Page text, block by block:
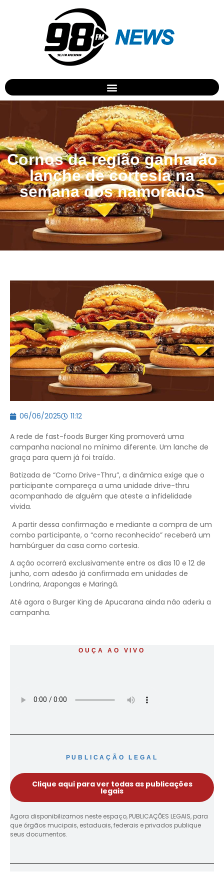
Cornos da região ganharão
lanche de cortesia na
semana dos namorados
06/06/2025 11:12
A rede de fast-foods Burger King promoverá uma
campanha nacional no mínimo diferente. Um lanche de
graça para quem já foi traído.
Batizada de “Corno Drive-Thru”, a dinâmica exige que o
participante compareça a uma unidade drive-thru
acompanhado de alguém que ateste a infidelidade
vivida.
A partir dessa confirmação e mediante a compra de um
combo participante, o “corno reconhecido” receberá um
hambúrguer da casa como cortesia.
A ação ocorrerá exclusivamente entre os dias 10 e 12 de
junho, com adesão já confirmada em unidades de
Londrina, Arapongas e Maringá.
Até agora o Burger King de Apucarana ainda não aderiu a
campanha.
OUÇA AO VIVO
PUBLICAÇÃO LEGAL
Clique aqui para ver todas as publicações
legais
Agora disponibilizamos neste espaço, PUBLICAÇÕES LEGAIS, para
que órgãos mucipais, estaduais, federais e privados publique
seus documentos.